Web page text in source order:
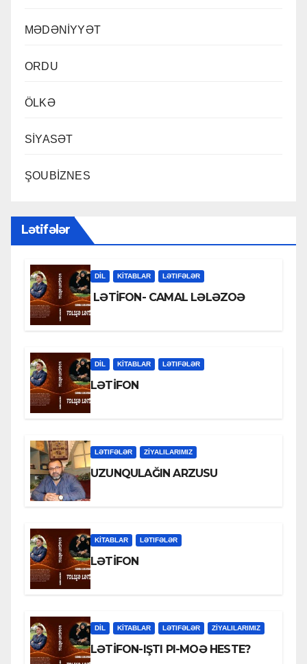
MƏDƏNİYYƏT
ORDU
ÖLKƏ
SİYASƏT
ŞOUBİZNES
Lətifələr
DİL KİTABLAR LƏTIFƏLƏR
LƏTİFON- CAMAL LƏLƏZOƏ
DİL KİTABLAR LƏTIFƏLƏR
LƏTİFON
LƏTIFƏLƏR ZİYALILARIMIZ
UZUNQULAĞIN ARZUSU
KİTABLAR LƏTIFƏLƏR
LƏTİFON
DİL KİTABLAR LƏTIFƏLƏR ZİYALILARIMIZ
LƏTİFON-IŞTI PI-MOƏ HESTE?